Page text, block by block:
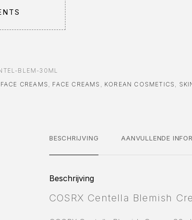
BLEM-30ML
FACE CREAMS FACE CREAMS KOREAN COSMETICS
BESCHRIJVING AANVULLENDE
Beschrijving
COSRX Centella Blemish